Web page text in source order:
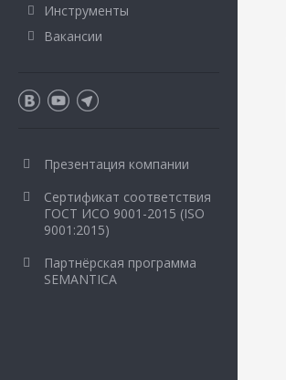
Инструменты
Вакансии
Презентация компании
Сертификат соответствия
ГОСТ ИСО 9001-2015 (ISO
9001:2015)
Партнёрская программа
SEMANTICA